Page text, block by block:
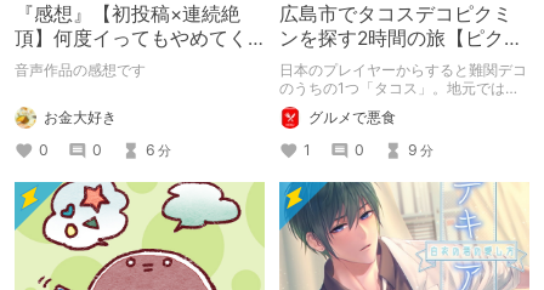
『感想』【初投稿×連続絶
頂】何度イってもやめてく
れない嫉妬彼氏に激責めさ
音声作品の感想です
お金大好き
0
0 6 分
広島市でタコスデコピクミ
ンを探す2時間の旅【ピクミ
ンブルーム / Pikmin
Bloom】
日本のプレイヤーからすると難関デコ
のうちの1つ「タコス」。地元では見
つけられなかった男が広島で探す旅を
お送りします。ねくすと5月のテーマ
「お出かけの記録」。
グルメで悪食
1
0 9 分